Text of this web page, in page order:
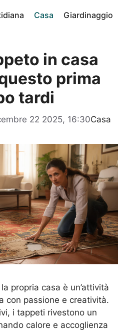
Casa Giardinaggio
in casa
prima
tardi
22 2025, 16:30Casa
propria casa è un’attività
con passione e creatività.
i tappeti rivestono un
calore e accoglienza